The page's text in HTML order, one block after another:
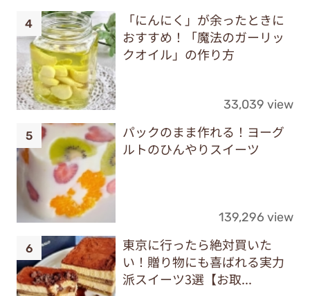
「にんにく」が余ったときに
おすすめ！「魔法のガーリッ
クオイル」の作り方
33,039 view
パックのまま作れる！ヨーグ
ルトのひんやりスイーツ
139,296 view
東京に行ったら絶対買いた
い！贈り物にも喜ばれる実力
派スイーツ3選【お取...